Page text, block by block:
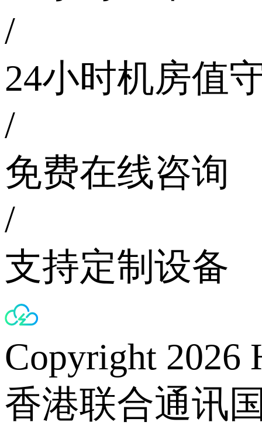
/
24小时机房值
/
免费在线咨询
/
支持定制设备
Copyright 2026
香港联合通讯